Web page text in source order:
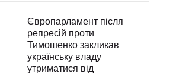
Європарламент після
репресій проти
Тимошенко закликав
українську владу
утриматися від